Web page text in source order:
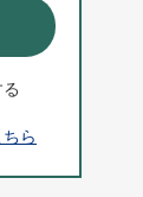
ら